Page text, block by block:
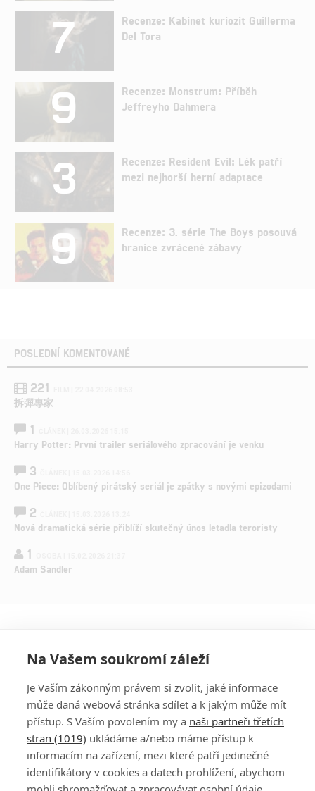
7
Recenze: Kabinet kuriozit Guillerma
Del Tora
9
Recenze: Monstrum: Příběh
Jeffreyho Dahmera
3
Recenze: Resident Evil: Lék patří
mezi nejhorší herní adaptace
9
Recenze: 3. série The Boys posouvá
hranice zvrácené zábavy
POSLEDNÍ KOMENTOVANÉ
221
拆彈專家
1
Harry Potter: První trailer seriálového zpracování je venku
3
One Piece: Oblíbený pirátský seriál je zpátky s novými epizodami
2
Nová dramatická série přiblíží skutečný únos letadla teroristy
1
Adam Sandler
PŘIHLÁSIT
REGISTROVAT
DISKUZE
Na Vašem soukromí záleží
Je Vaším zákonným právem si zvolit, jaké informace
může daná webová stránka sdílet a k jakým může mít
přístup. S Vaším povolením my a naši partneři třetích
stran (1019) ukládáme a/nebo máme přístup k
informacím na zařízení, mezi které patří jedinečné
identifikátory v cookies a datech prohlížení, abychom